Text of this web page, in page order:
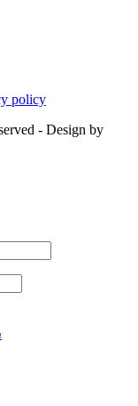
policy
- Design by